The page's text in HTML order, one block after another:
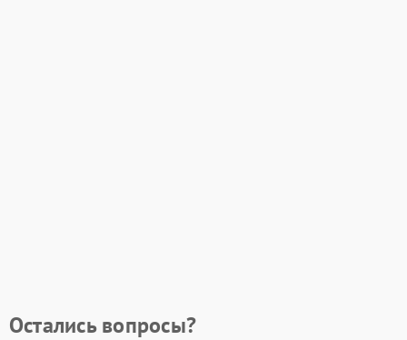
Остались вопросы?